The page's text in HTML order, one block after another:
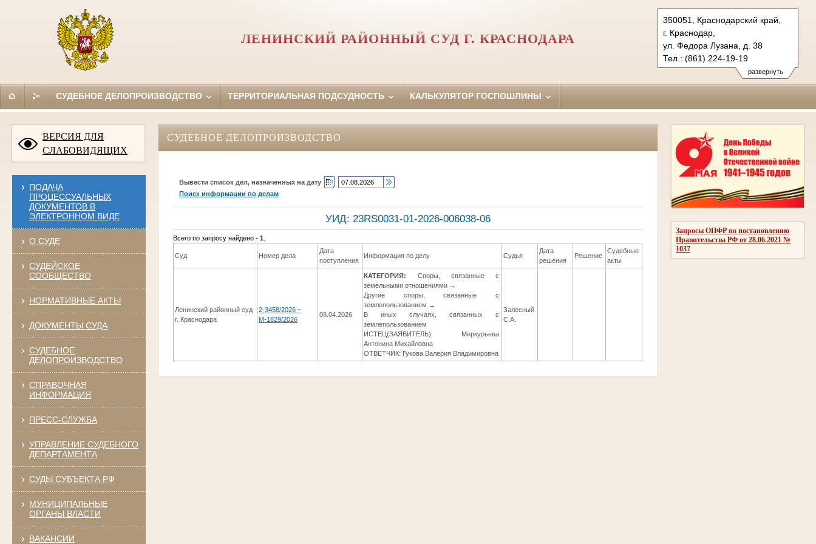
развернуть
350051, Краснодарский край,
г. Краснодар,
ул. Федора Лузана, д. 38
Тел.: (861) 224-19-19
krasnodar-leninsky.krd@sudrf.ru
ЛЕНИНСКИЙ РАЙОННЫЙ СУД Г. КРАСНОДАРА
СУДЕБНОЕ ДЕЛОПРОИЗВОДСТВО ТЕРРИТОРИАЛЬНАЯ ПОДСУДНОСТЬ КАЛЬКУЛЯТОР ГОСПОШЛИНЫ
ВЕРСИЯ ДЛЯ
СЛАБОВИДЯЩИХ
ПОДАЧА
ПРОЦЕССУАЛЬНЫХ
ДОКУМЕНТОВ В
ЭЛЕКТРОННОМ ВИДЕ
О СУДЕ
СУДЕЙСКОЕ
СООБЩЕСТВО
НОРМАТИВНЫЕ АКТЫ
ДОКУМЕНТЫ СУДА
СУДЕБНОЕ
ДЕЛОПРОИЗВОДСТВО
СПРАВОЧНАЯ
ИНФОРМАЦИЯ
ПРЕСС-СЛУЖБА
УПРАВЛЕНИЕ СУДЕБНОГО
ДЕПАРТАМЕНТА
СУДЫ СУБЪЕКТА РФ
МУНИЦИПАЛЬНЫЕ
ОРГАНЫ ВЛАСТИ
ВАКАНСИИ
Запросы ОПФР по постановлению
Правительства РФ от 28.06.2021 №
1037
СУДЕБНОЕ ДЕЛОПРОИЗВОДСТВО
Вывести список дел, назначенных на дату
Поиск информации по делам
УИД: 23RS0031-01-2026-006038-06
Всего по запросу найдено -1
Суд Номер дела
Дата
поступления
Информация по делу Судья
Дата
решения
Решение
Судебные
акты
Ленинский районный суд
г. Краснодара
2-3458/2026 ~
М-1829/2026
08.04.2026
КАТЕГОРИЯ: Споры, связанные с
земельными отношениями →
Другие споры, связанные с
землепользованием →
В иных случаях, связанных с
землепользованием
ИСТЕЦ(ЗАЯВИТЕЛЬ): Меркурьева
Антонина Михайловна
ОТВЕТЧИК: Гукова Валерия Владимировна
Залесный
С.А.